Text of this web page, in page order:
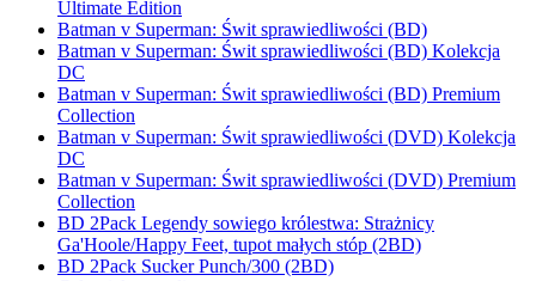
Ultimate Edition
Batman v Superman: Świt sprawiedliwości (BD)
Batman v Superman: Świt sprawiedliwości (BD) Kolekcja
DC
Batman v Superman: Świt sprawiedliwości (BD) Premium
Collection
Batman v Superman: Świt sprawiedliwości (DVD) Kolekcja
DC
Batman v Superman: Świt sprawiedliwości (DVD) Premium
Collection
BD 2Pack Legendy sowiego królestwa: Strażnicy
Ga'Hoole/Happy Feet, tupot małych stóp (2BD)
BD 2Pack Sucker Punch/300 (2BD)